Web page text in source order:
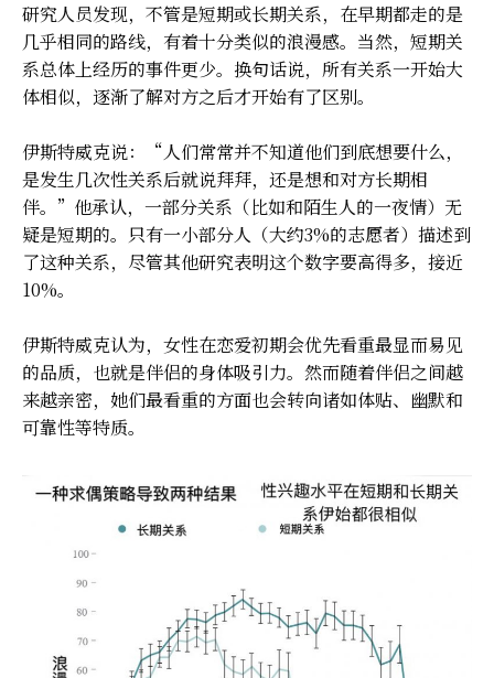
研究人员发现，不管是短期或长期关系，在早期都走的是
几乎相同的路线，有着十分类似的浪漫感。当然，短期关
系总体上经历的事件更少。换句话说，所有关系一开始大
体相似，逐渐了解对方之后才开始有了区别。
伊斯特威克说：“人们常常并不知道他们到底想要什么，
是发生几次性关系后就说拜拜，还是想和对方长期相
伴。”他承认，一部分关系（比如和陌生人的一夜情）无
疑是短期的。只有一小部分人（大约3%的志愿者）描述到
了这种关系，尽管其他研究表明这个数字要高得多，接近
10%。
伊斯特威克认为，女性在恋爱初期会优先看重最显而易见
的品质，也就是伴侣的身体吸引力。然而随着伴侣之间越
来越亲密，她们最看重的方面也会转向诸如体贴、幽默和
可靠性等特质。